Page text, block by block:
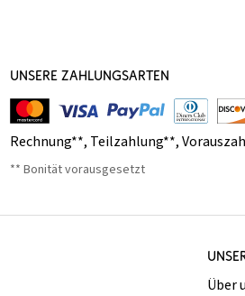
UNSERE ZAHLUNGSARTEN
Rechnung**, Teilzahlung**,
** Bonität vorausgesetzt
Über